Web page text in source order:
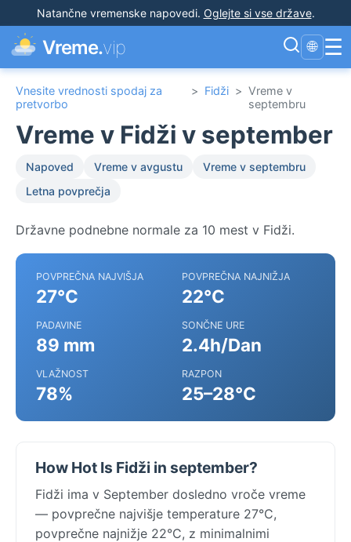
Natančne vremenske napovedi. Oglejte si vse države.
Vreme.vip 🌐 ☰
Vnesite vrednosti spodaj za
pretvorbo
> Fidži > Vreme v
septembru
Vreme v Fidži v september
Napoved Vreme v avgustu
Vreme v septembru
Letna povprečja
Državne podnebne normale za 10 mest v Fidži.
POVPREČNA NAJVIŠJA
27°C
POVPREČNA NAJNIŽJA
22°C
PADAVINE
89 mm
SONČNE URE
2.4h/Dan
VLAŽNOST
78%
RAZPON
25–28°C
How Hot Is Fidži in september?
Fidži ima v September dosledno vroče vreme
— povprečne najvišje temperature 27°C,
povprečne najnižje 22°C, z minimalnimi